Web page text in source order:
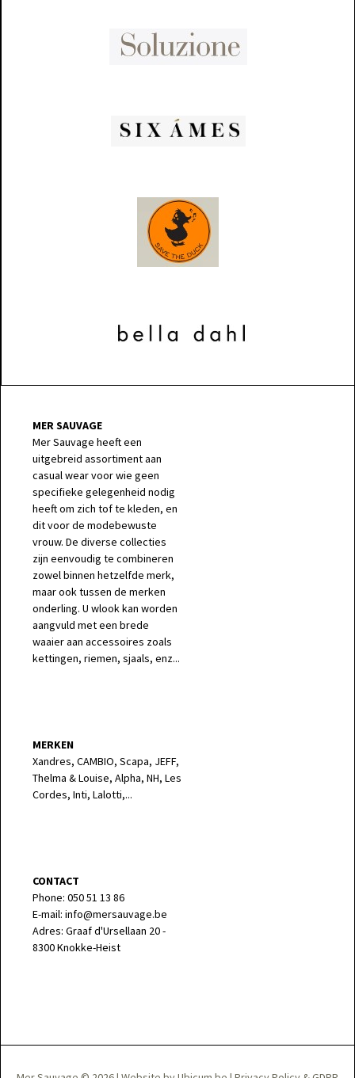
MER SAUVAGE
Mer Sauvage heeft een
uitgebreid assortiment aan
casual wear voor wie geen
specifieke gelegenheid nodig
heeft om zich tof te kleden, en
dit voor de modebewuste
vrouw. De diverse collecties
zijn eenvoudig te combineren
zowel binnen hetzelfde merk,
maar ook tussen de merken
onderling. U wlook kan worden
aangvuld met een brede
waaier aan accessoires zoals
kettingen, riemen, sjaals, enz...
MERKEN
Xandres, CAMBIO, Scapa, JEFF,
Thelma & Louise, Alpha, NH, Les
Cordes, Inti, Lalotti,...
CONTACT
Phone: 050 51 13 86
E-mail: info@mersauvage.be
Adres: Graaf d'Ursellaan 20 -
8300 Knokke-Heist